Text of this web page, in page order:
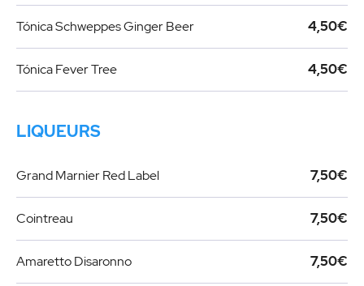
Tónica Schweppes Ginger Beer 4,50€
Tónica Fever Tree 4,50€
LIQUEURS
Grand Marnier Red Label 7,50€
Cointreau 7,50€
Amaretto Disaronno 7,50€